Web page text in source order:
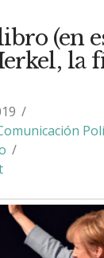
(en
la